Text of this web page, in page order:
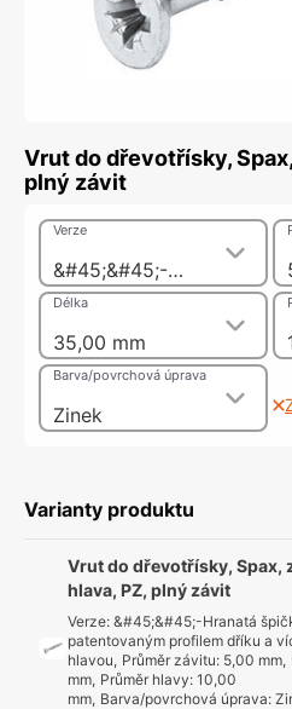
Vrut do dřevotřísky,
plný závit
&#45;&#45;-Hranatá špička s patentovaným profilem dříku a víceúčelovou hlavou
Verze
35,00 mm
Délka
Zinek
Barva/povrchová úprava
Varianty produktu
Vrut do dřevotřísky, Spax,
hlava, PZ, plný závit
Verze: &#45;&#45;-Hranatá
patentovaným profilem dříku a
hlavou, Průměr závitu: 5,00 mm,
mm, Průměr hlavy: 10,00
mm, Barva/povrchová úprava: